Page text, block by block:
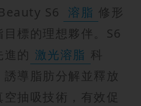
S6
溶脂 修形
標的理想夥伴。S6
的 激光溶脂 科
導脂肪分解並釋放
抽吸技術，有效促